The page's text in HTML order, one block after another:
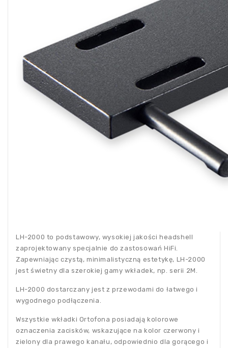
LH-2000 to podstawowy, wysokiej jakości headshell
zaprojektowany specjalnie do zastosowań HiFi.
Zapewniając czystą, minimalistyczną estetykę, LH-2000
jest świetny dla szerokiej gamy wkładek, np. serii 2M.
LH-2000 dostarczany jest z przewodami do łatwego i
wygodnego podłączenia.
Wszystkie wkładki Ortofona posiadają kolorowe
oznaczenia zacisków, wskazujące na kolor czerwony i
zielony dla prawego kanału, odpowiednio dla gorącego i